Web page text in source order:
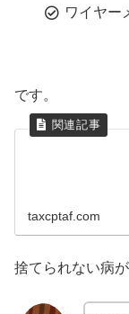
ワイヤー
です。
taxcptaf.com
捨てられない病